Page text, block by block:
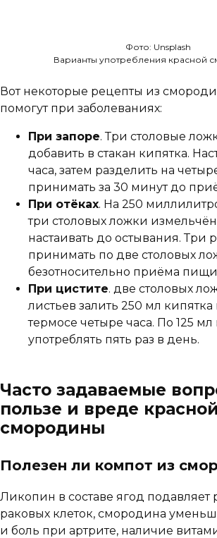
Фото: Unsplash
Варианты употребления красной
Вот некоторые рецепты из
помогут при заболеваниях:
При запоре. Три столовые
добавить в стакан кипятка.
часа, затем разделить на
принимать за 30 минут до
При отёках. На 250
три столовых ложки
настаивать до остывания. Три
принимать по две столовых
безотносительно приёма
При цистите. две столовых
листьев залить 250 мл кипятка
термосе четыре часа. По 125 мл
употреблять пять раз в день.
Часто задаваемые
пользе и вреде красной
смородины
Полезен ли компот из
Ликопин в составе ягод подавляет
раковых клеток, смородина
и боль при артрите, наличие